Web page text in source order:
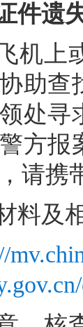
件遗
机上
助查
处寻
方报
请携
料及